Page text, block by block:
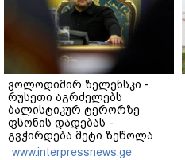
ვოლოდიმირ ზელენსკი -
რუსეთი აგრძელებს
ბალისტიკურ ტერორზე
ფსონის დადებას -
გვჭირდება მეტი ზეწოლა
www.interpressnews.ge